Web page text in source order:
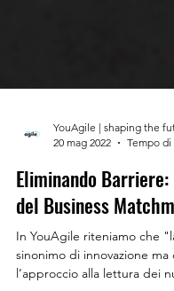
YouAgile | shaping the
20 mag 2022
Tempo
Eliminando Barriere:
del Business